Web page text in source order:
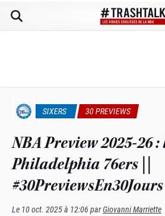
SIXERS 30 PREVIEWS
NBA Preview 2025-26 :
Philadelphia 76ers ||
#30PreviewsEn30Jours
Le 10 oct. 2025 à 12:06 parGiovanni Marriette